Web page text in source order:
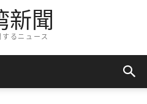
新聞
するニュース